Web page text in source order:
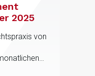
2025
von